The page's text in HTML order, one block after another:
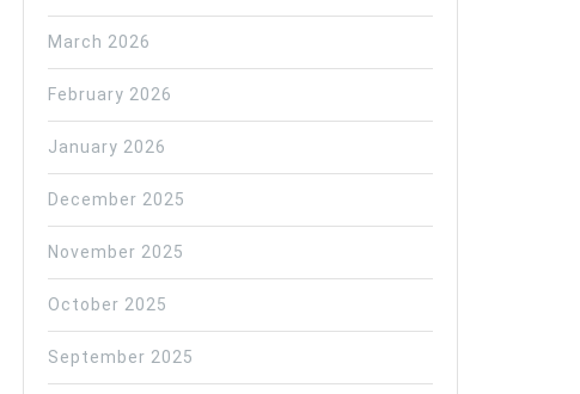
March 2026
February 2026
January 2026
December 2025
November 2025
October 2025
September 2025